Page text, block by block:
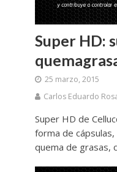
Super HD:
25 marzo, 2015
Carlos Eduardo
Super HD de
forma de
quema de grasas,